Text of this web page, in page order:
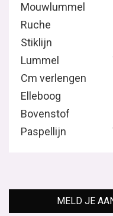
Mouwlummel
Ruche
Stiklijn
Lummel
Cm verlengen
Elleboog
Bovenstof
Paspellijn
MELD JE